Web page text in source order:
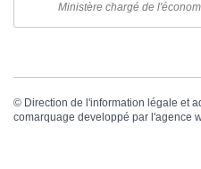
Ministère chargé de
© Direction de l'information légale et
comarquage developpé par l'agence